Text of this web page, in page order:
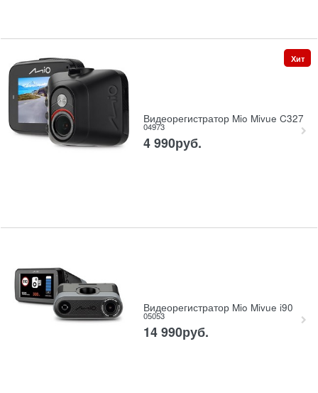
Видеорегистратор Mio Mivue C327
04973
4 990руб.
Хит
Видеорегистратор Mio Mivue i90
05053
14 990руб.